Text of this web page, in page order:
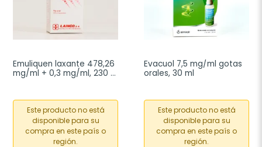
Emuliquen laxante 478,26
mg/ml + 0,3 mg/ml, 230
Este producto no está
disponible para su
compra en este país o
región.
Evacuol 7,5 mg/ml gotas
orales, 30 ml
Este producto no está
disponible para su
compra en este país o
región.